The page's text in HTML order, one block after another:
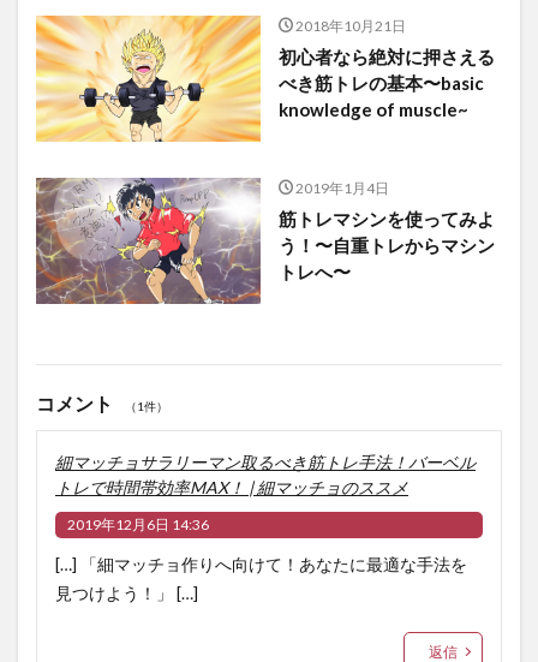
2018年10月21日
初心者なら絶対に押さえる
べき筋トレの基本〜basic
knowledge of muscle~
2019年1月4日
筋トレマシンを使ってみよ
う！〜自重トレからマシン
トレへ〜
コメント （1件）
細マッチョサラリーマン取るべき筋トレ手法！バーベル
トレで時間帯効率MAX！ | 細マッチョのススメ
2019年12月6日 14:36
[…] 「細マッチョ作りへ向けて！あなたに最適な手法を
見つけよう！」 […]
返信